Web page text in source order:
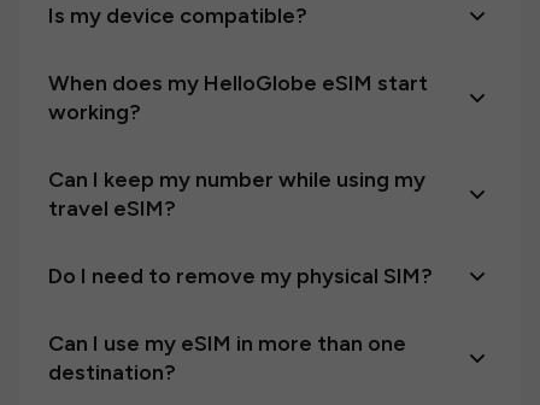
Is my device compatible?
When does my HelloGlobe eSIM start
working?
Can I keep my number while using my
travel eSIM?
Do I need to remove my physical SIM?
Can I use my eSIM in more than one
destination?